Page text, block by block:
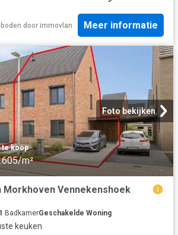
door immovlan Meer informatie
Foto bekijken
·te koop
m²
Morkhoven Vennekenshoek
1 BadkamerGeschakelde Woning
keuken